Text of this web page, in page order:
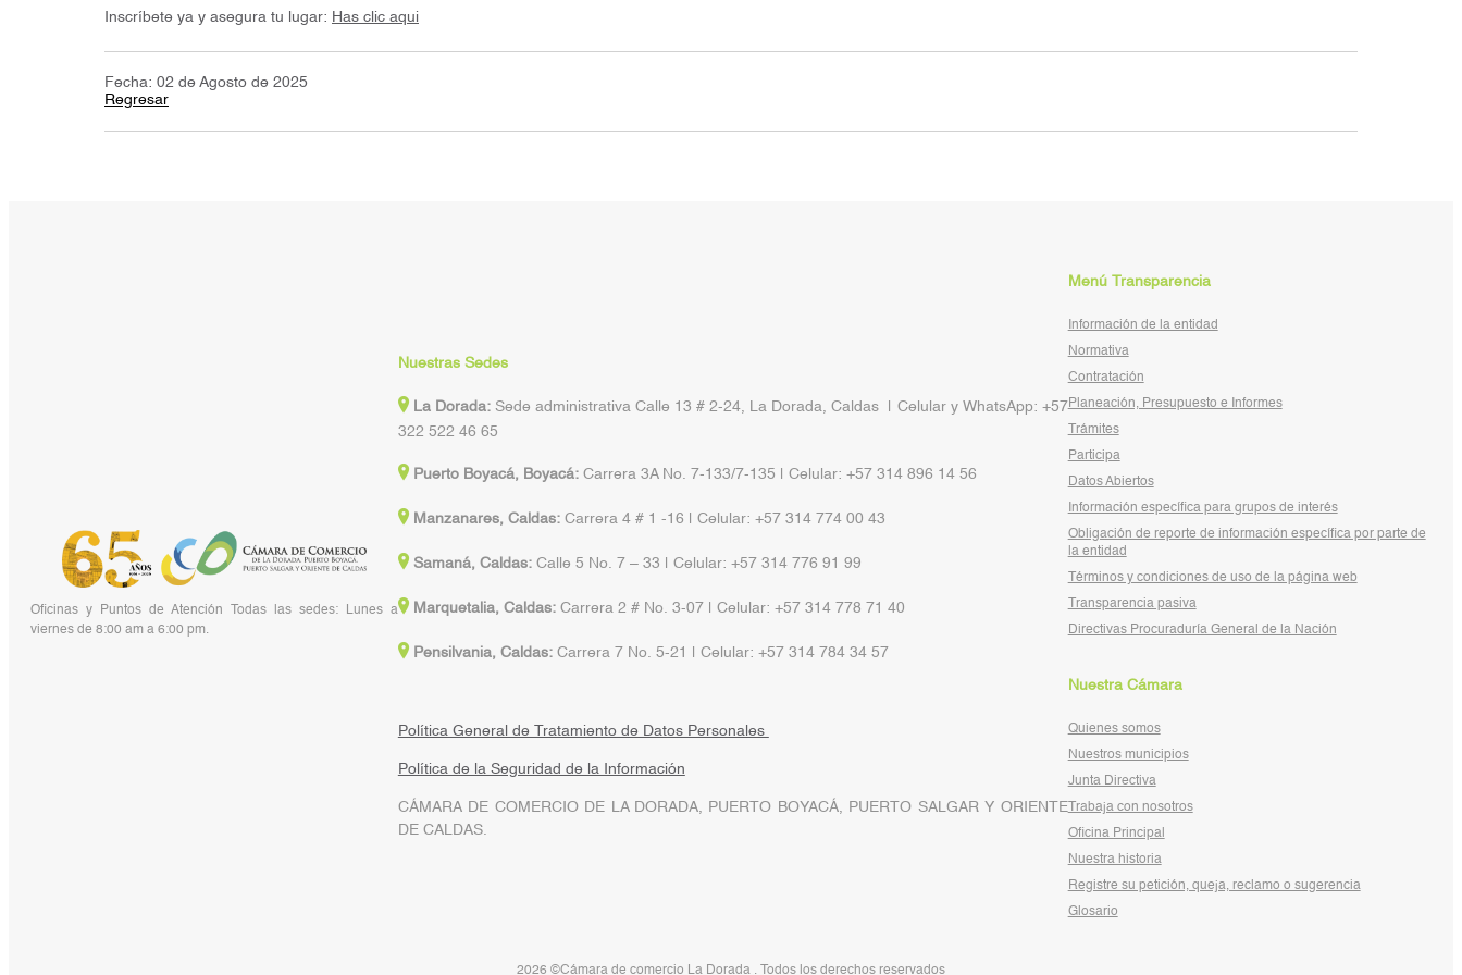
Inscríbete ya y asegura tu lugar: Has clic aqui
Fecha: 02 de Agosto de 2025
Regresar
Oficinas y Puntos de Atención Todas las sedes: Lunes a
viernes de 8:00 am a 6:00 pm.
Nuestras Sedes
La Dorada:Sede administrativa Calle 13 # 2-24, La Dorada, Caldas | Celular y WhatsApp: +57
322 522 46 65
Puerto Boyacá, Boyacá:Carrera 3A No. 7-133/7-135 | Celular: +57 314 896 14 56
Manzanares, Caldas:Carrera 4 # 1 -16 | Celular: +57 314 774 00 43
Samaná, Caldas: Calle 5 No. 7 – 33 | Celular: +57 314 776 91 99
Marquetalia, Caldas:Carrera 2 # No. 3-07 | Celular: +57 314 778 71 40
Pensilvania, Caldas:Carrera 7 No. 5-21 | Celular: +57 314 784 34 57
Política General de Tratamiento de Datos Personales
Política de la Seguridad de la Información
CÁMARA DE COMERCIO DE LA DORADA, PUERTO BOYACÁ, PUERTO SALGAR Y ORIENTE
DE CALDAS.
Menú Transparencia
Información de la entidad
Normativa
Contratación
Planeación, Presupuesto e Informes
Trámites
Participa
Datos Abiertos
Información específica para grupos de interés
Obligación de reporte de información específica por parte de
la entidad
Términos y condiciones de uso de la página web
Transparencia pasiva
Directivas Procuraduría General de la Nación
Nuestra Cámara
Quienes somos
Nuestros municipios
Junta Directiva
Trabaja con nosotros
Oficina Principal
Nuestra historia
Registre su petición, queja, reclamo o sugerencia
Glosario
2026 ©Cámara de comercio La Dorada . Todos los derechos reservados